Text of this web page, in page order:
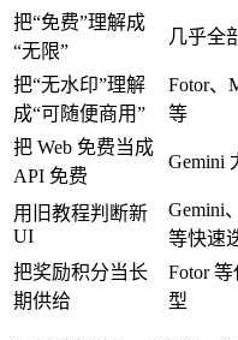
把“免费”理解成
“无限”
几乎全
把“无水印”理解
成“可随便商用”
Fotor、
等
把 Web 免费当成
API 免费
Gemini
用旧教程判断新
UI
Gemini
等快速
把奖励积分当长
期供给
Fotor
型